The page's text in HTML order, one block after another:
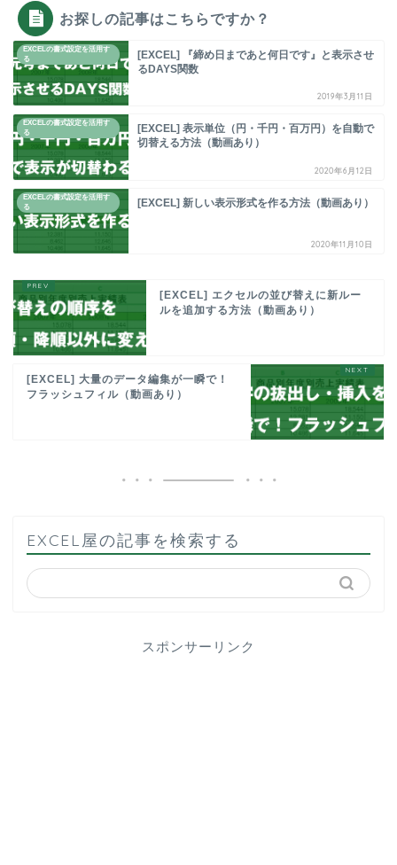
お探しの記事はこちらですか？
EXCELの書式設定を活用す
る
[EXCEL] 『締め日まであと何日です』と表示させ
るDAYS関数
2019年3月11日
EXCELの書式設定を活用す
る
[EXCEL] 表示単位（円・千円・百万円）を自動で
切替える方法（動画あり）
2020年6月12日
EXCELの書式設定を活用す
る
[EXCEL] 新しい表示形式を作る方法（動画あり）
2020年11月10日
[EXCEL] エクセルの並び替えに新ルー
ルを追加する方法（動画あり）
[EXCEL] 大量のデータ編集が一瞬で！
フラッシュフィル（動画あり）
EXCEL屋の記事を検索する
スポンサーリンク